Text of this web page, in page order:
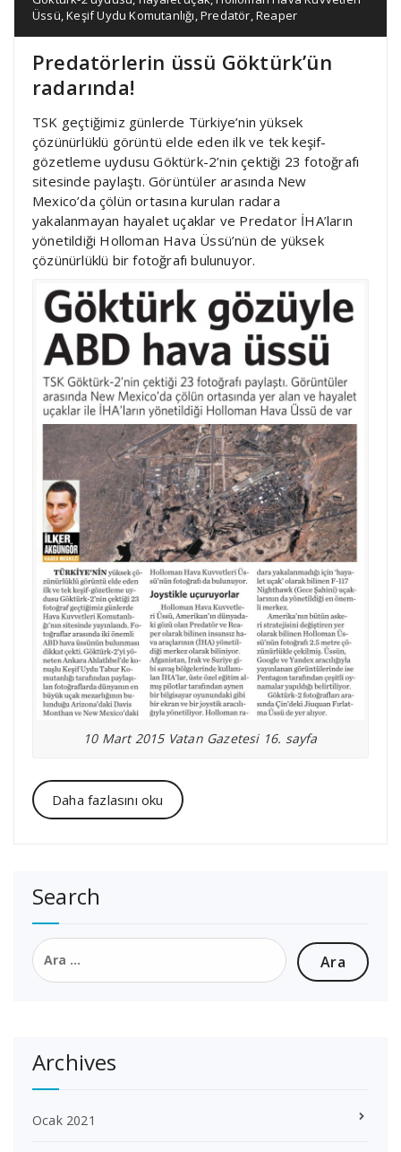
Üssü,Keşif Uydu Komutanlığı,Predatör,Reaper
Predatörlerin üssü Göktürk’ün
radarında!
TSK geçtiğimiz günlerde Türkiye’nin yüksek
çözünürlüklü görüntü elde eden ilk ve tek keşif-
gözetleme uydusu Göktürk-2’nin çektiği 23 fotoğrafı
sitesinde paylaştı. Görüntüler arasında New
Mexico’da çölün ortasına kurulan radara
yakalanmayan hayalet uçaklar ve Predator İHA’ların
yönetildiği Holloman Hava Üssü’nün de yüksek
çözünürlüklü bir fotoğrafı bulunuyor.
10 Mart 2015 Vatan Gazetesi 16. sayfa
Daha fazlasını oku
Search
Arama:
Archives
Ocak 2021